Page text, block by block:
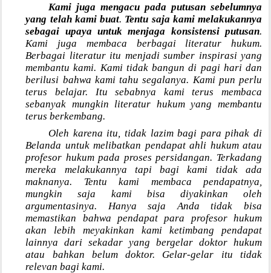
Kami juga mengacu pada putusan sebelumnya
yang telah kami buat. Tentu saja kami melakukannya
sebagai upaya untuk menjaga konsistensi putusan.
Kami juga membaca berbagai literatur hukum.
Berbagai literatur itu menjadi sumber inspirasi yang
membantu kami. Kami tidak bangun di pagi hari dan
berilusi bahwa kami tahu segalanya. Kami pun perlu
terus belajar. Itu sebabnya kami terus membaca
sebanyak mungkin literatur hukum yang membantu
terus berkembang.
Oleh karena itu, tidak lazim bagi para pihak di
Belanda untuk melibatkan pendapat ahli hukum atau
profesor hukum pada proses persidangan. Terkadang
mereka melakukannya tapi bagi kami tidak ada
maknanya. Tentu kami membaca pendapatnya,
mungkin saja kami bisa diyakinkan oleh
argumentasinya. Hanya saja Anda tidak bisa
memastikan bahwa pendapat para profesor hukum
akan lebih meyakinkan kami ketimbang pendapat
lainnya dari sekadar yang bergelar doktor hukum
atau bahkan belum doktor. Gelar-gelar itu tidak
relevan bagi kami.